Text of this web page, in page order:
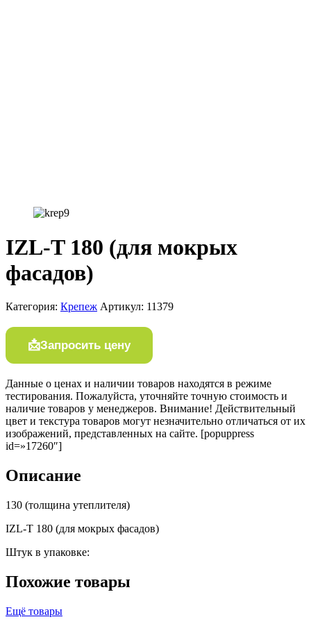
IZL-T 180 (для мокрых
фасадов)
Категория: Крепеж Артикул: 11379
Запросить цену
Данные о ценах и наличии товаров находятся в режиме
тестирования. Пожалуйста, уточняйте точную стоимость и
наличие товаров у менеджеров. Внимание! Действительный
цвет и текстура товаров могут незначительно отличаться от их
изображений, представленных на сайте. [popuppress
id=»17260″]
Описание
130 (толщина утеплителя)
IZL-T 180 (для мокрых фасадов)
Штук в упаковке:
Похожие товары
Ещё товары